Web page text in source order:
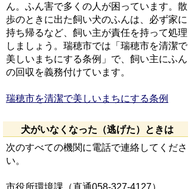
ん。ふん害で多くの人が困っています。散
歩のときに出た飼い犬のふんは、必ず家に
持ち帰るなど、飼い主が責任を持って処理
しましょう。瑞穂市では「瑞穂市を清潔で
美しいまちにする条例」で、飼い主にふん
の回収を義務付けています。
瑞穂市を清潔で美しいまちにする条例
犬がいなくなった（逃げた）ときは
次のすべての機関に電話で連絡してくださ
い。
市役所環境課（直通058-327-4127）